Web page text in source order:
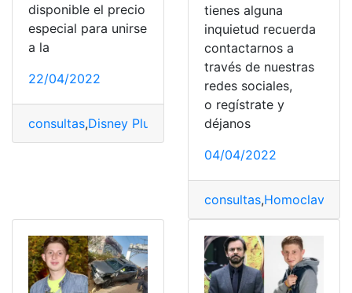
disponible el precio
especial para unirse
a la
22/04/2022
consultas,Disney Plus Ecuador,Internacional
tienes alguna
inquietud recuerda
contactarnos a
través de nuestras
redes sociales,
o regístrate y
déjanos
04/04/2022
consultas,Homoclave